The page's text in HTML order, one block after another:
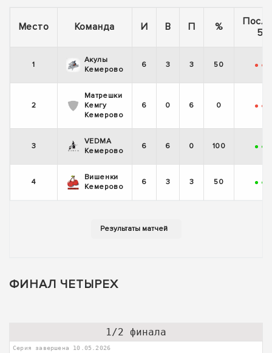
Место Команда И В П %
5
1
Акулы
Кемерово
6 3 3 50 - -
2
Матрешки
Кемгу
Кемерово
6 0 6 0 - -
3
VEDMA
Кемерово
6 6 0 100 + +
4
Вишенки
Кемерово
6 3 3 50 + +
ФИНАЛ ЧЕТЫРЕХ
1/2 финала
Серия завершена 10.05.2026